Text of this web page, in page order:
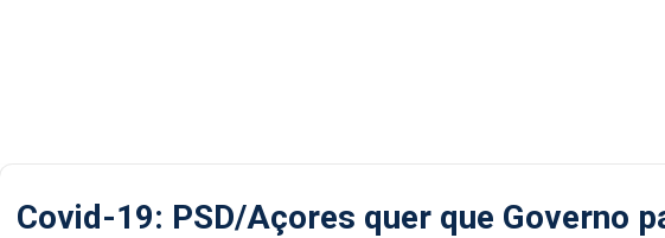
Covid-19: PSD/Açores quer que Governo